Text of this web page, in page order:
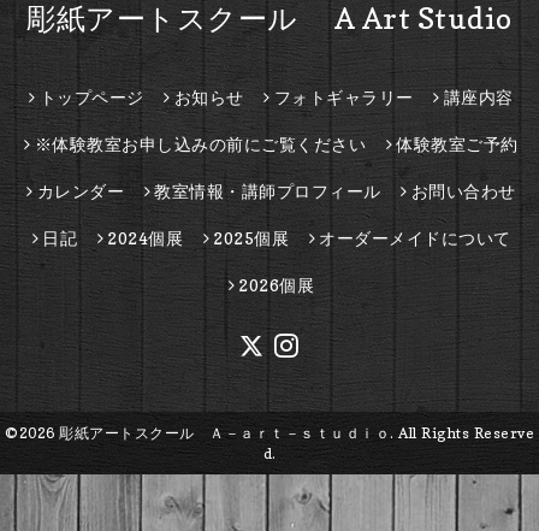
彫紙アートスクール A Art Studio
トップページ お知らせ フォトギャラリー 講座内容
※体験教室お申し込みの前にご覧ください 体験教室ご予約
カレンダー 教室情報・講師プロフィール お問い合わせ
日記 2024個展 2025個展 オーダーメイドについて
2026個展
©2026 彫紙アートスクール Ａ－ａｒｔ－ｓｔｕｄｉｏ . All Rights Reserve
d.